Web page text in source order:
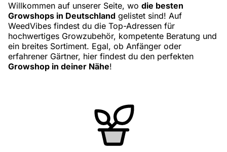
Willkommen auf unserer Seite, wo die besten
Growshops in Deutschland gelistet sind! Auf
WeedVibes findest du die Top-Adressen für
hochwertiges Growzubehör, kompetente Beratung und
ein breites Sortiment. Egal, ob Anfänger oder
erfahrener Gärtner, hier findest du den perfekten
Growshop in deiner Nähe!